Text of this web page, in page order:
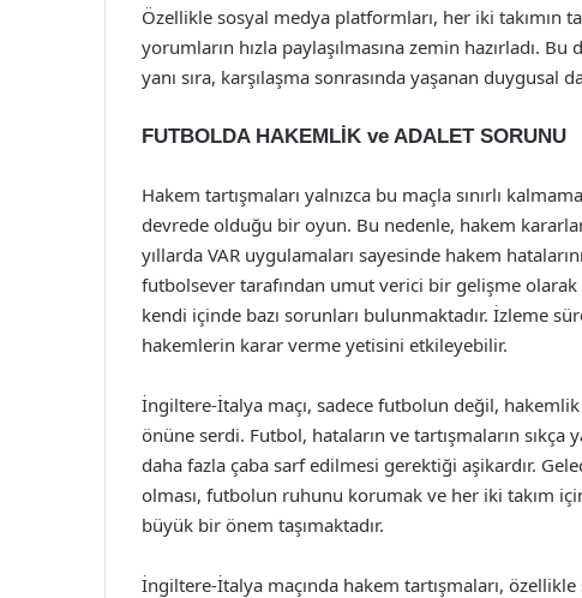
Özellikle sosyal medya platformları, her iki takımın
yorumların hızla paylaşılmasına zemin hazırladı.
yanı sıra, karşılaşma sonrasında yaşanan duygusal
FUTBOLDA HAKEMLİK ve ADALET SORUNU
Hakem tartışmaları yalnızca bu maçla sınırlı
devrede olduğu bir oyun. Bu nedenle, hakem
yıllarda VAR uygulamaları sayesinde hakem
futbolsever tarafından umut verici bir gelişme
kendi içinde bazı sorunları bulunmaktadır. İzleme
hakemlerin karar verme yetisini etkileyebilir.
İngiltere-İtalya maçı, sadece futbolun değil, hakemlik
önüne serdi. Futbol, hataların ve tartışmaların sıkça
daha fazla çaba sarf edilmesi gerektiği aşikardır.
olması, futbolun ruhunu korumak ve her iki takım
büyük bir önem taşımaktadır.
İngiltere-İtalya maçında hakem tartışmaları,